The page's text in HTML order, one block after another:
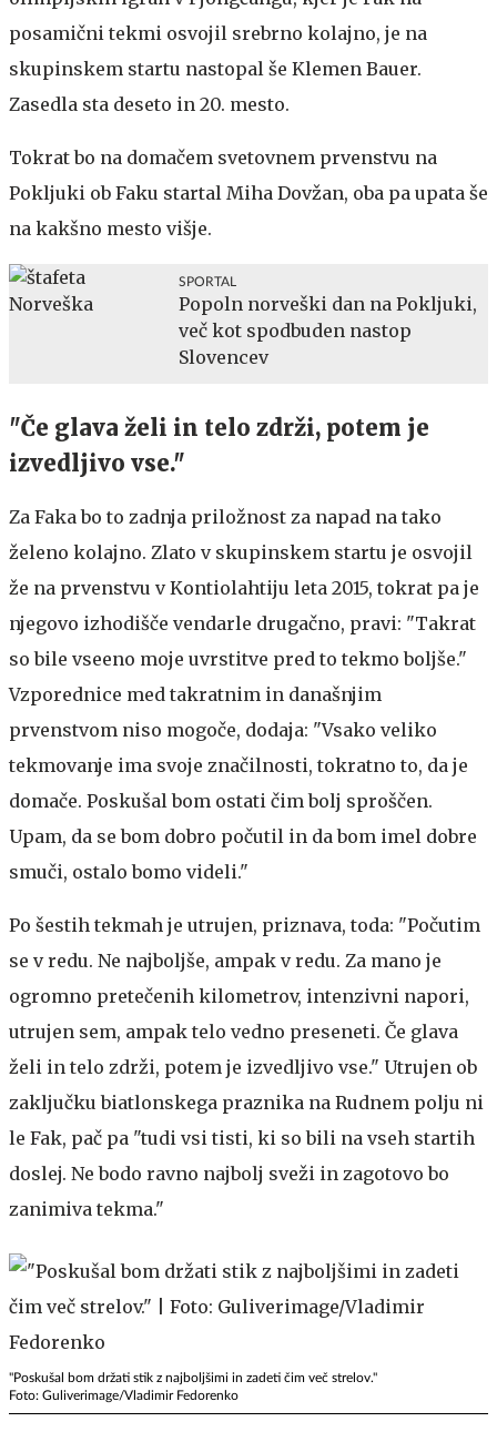
posamični tekmi osvojil srebrno kolajno, je na
skupinskem startu nastopal še Klemen Bauer.
Zasedla sta deseto in 20. mesto.
Tokrat bo na domačem svetovnem prvenstvu na
Pokljuki ob Faku startal Miha Dovžan, oba pa upata še
na kakšno mesto višje.
SPORTAL
Popoln norveški dan na Pokljuki,
več kot spodbuden nastop
Slovencev
"Če glava želi in telo zdrži, potem je
izvedljivo vse."
Za Faka bo to zadnja priložnost za napad na tako
želeno kolajno. Zlato v skupinskem startu je osvojil
že na prvenstvu v Kontiolahtiju leta 2015, tokrat pa je
njegovo izhodišče vendarle drugačno, pravi: "Takrat
so bile vseeno moje uvrstitve pred to tekmo boljše."
Vzporednice med takratnim in današnjim
prvenstvom niso mogoče, dodaja: "Vsako veliko
tekmovanje ima svoje značilnosti, tokratno to, da je
domače. Poskušal bom ostati čim bolj sproščen.
Upam, da se bom dobro počutil in da bom imel dobre
smuči, ostalo bomo videli."
Po šestih tekmah je utrujen, priznava, toda: "Počutim
se v redu. Ne najboljše, ampak v redu. Za mano je
ogromno pretečenih kilometrov, intenzivni napori,
utrujen sem, ampak telo vedno preseneti. Če glava
želi in telo zdrži, potem je izvedljivo vse." Utrujen ob
zaključku biatlonskega praznika na Rudnem polju ni
le Fak, pač pa "tudi vsi tisti, ki so bili na vseh startih
doslej. Ne bodo ravno najbolj sveži in zagotovo bo
zanimiva tekma."
"Poskušal bom držati stik z najboljšimi in zadeti čim več strelov."
Foto: Guliverimage/Vladimir Fedorenko